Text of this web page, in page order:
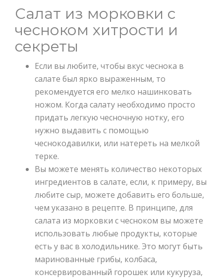
Салат из морковки с
чесноком хитрости и
секреты
Если вы любите, чтобы вкус чеснока в
салате был ярко выраженным, то
рекомендуется его мелко нашинковать
ножом. Когда салату необходимо просто
придать легкую чесночную нотку, его
нужно выдавить с помощью
чеснокодавилки, или натереть на мелкой
терке.
Вы можете менять количество некоторых
ингредиентов в салате, если, к примеру, вы
любите сыр, можете добавить его больше,
чем указано в рецепте. В принципе, для
салата из морковки с чесноком вы можете
использовать любые продукты, которые
есть у вас в холодильнике. Это могут быть
маринованные грибы, колбаса,
консервированный горошек или кукуруза,